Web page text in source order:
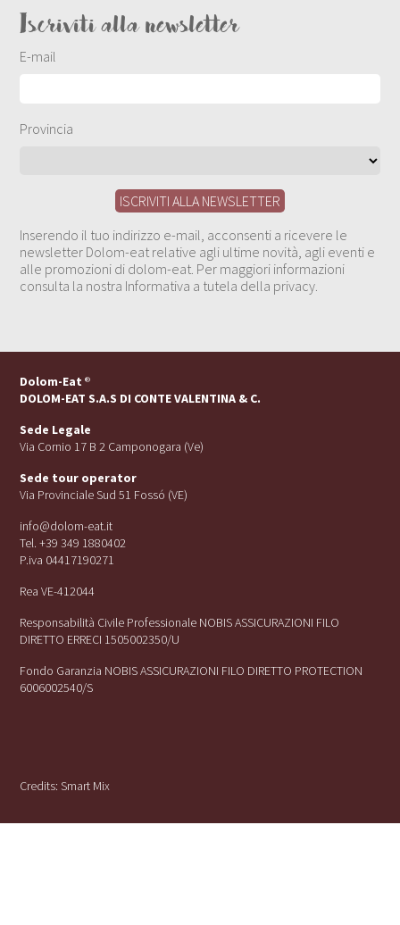
Iscriviti alla newsletter
E-mail
Provincia
Inserendo il tuo indirizzo e-mail, acconsenti a ricevere le
newsletter Dolom-eat relative agli ultime novità, agli eventi e
alle promozioni di dolom-eat. Per maggiori informazioni
consulta la nostra Informativa a tutela della privacy.
Dolom-Eat ®
DOLOM-EAT S.A.S DI CONTE VALENTINA & C.
Sede Legale
Via Cornio 17 B 2 Camponogara (Ve)
Sede tour operator
Via Provinciale Sud 51 Fossó (VE)
info@dolom-eat.it
Tel. +39 349 1880402
P.iva 04417190271
Rea VE-412044
Responsabilità Civile Professionale NOBIS ASSICURAZIONI FILO
DIRETTO ERRECI 1505002350/U
Fondo Garanzia NOBIS ASSICURAZIONI FILO DIRETTO PROTECTION
6006002540/S
Credits:Smart Mix